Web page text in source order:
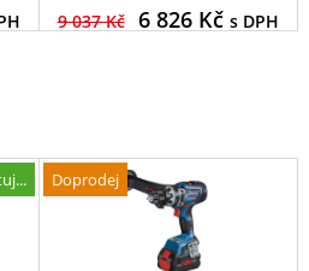
9 037 Kč 6 826Kč s DPH
Doprodej